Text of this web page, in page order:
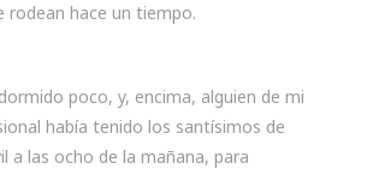
rodean hace un tiempo.
poco, y, encima, alguien de mi
había tenido los santísimos de
a las ocho de la mañana, para